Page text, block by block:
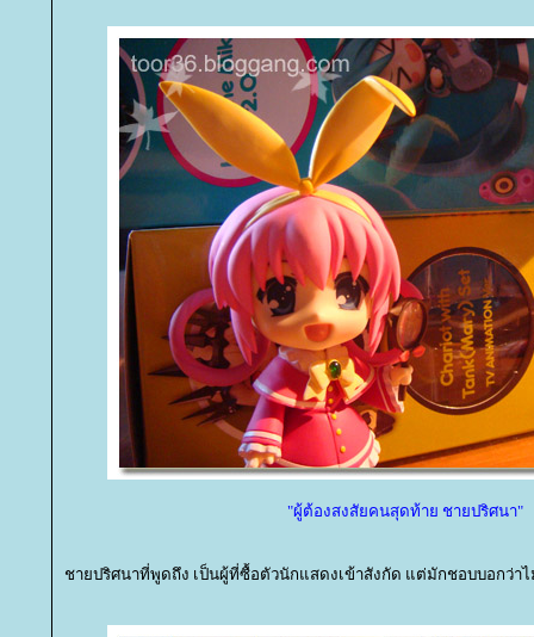
"ผู้ต้องสงสัยคนสุดท้าย ชายปริศนา"
ชายปริศนาที่พูดถึง เป็นผู้ที่ซื้อตัวนักแสดงเข้าสังกัด แต่มักชอบบอกว่าไ